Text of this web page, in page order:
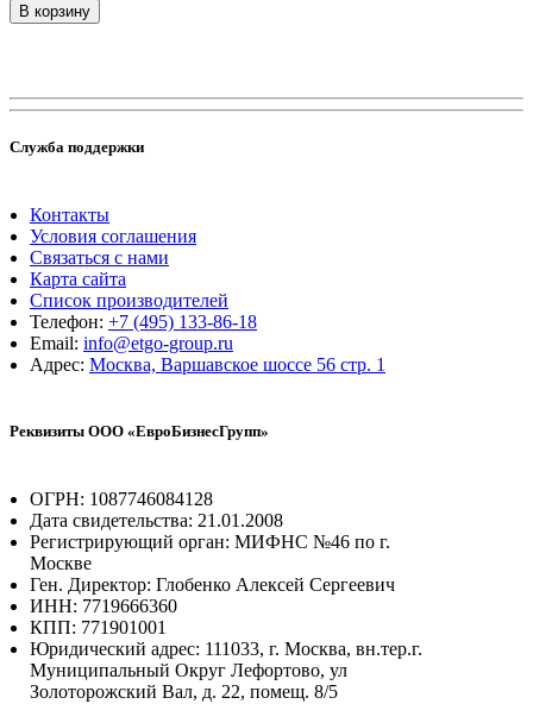
В корзину
Служба поддержки
Контакты
Условия соглашения
Связаться с нами
Карта сайта
Список производителей
Телефон: +7 (495) 133-86-18
Email: info@etgo-group.ru
Адрес: Москва, Варшавское шоссе 56 стр. 1
Реквизиты ООО «ЕвроБизнесГрупп»
ОГРН: 1087746084128
Дата свидетельства: 21.01.2008
Регистрирующий орган: МИФНС №46 по г.
Москве
Ген. Директор: Глобенко Алексей Сергеевич
ИНН: 7719666360
КПП: 771901001
Юридический адрес: 111033, г. Москва, вн.тер.г.
Муниципальный Округ Лефортово, ул
Золоторожский Вал, д. 22, помещ. 8/5